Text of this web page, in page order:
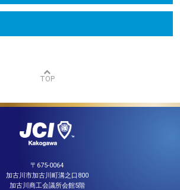
TOP
〒675-0064
加古川市加古川町溝之口800
加古川商工会議所会館5階